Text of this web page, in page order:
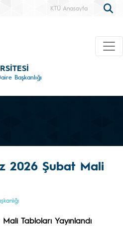
KTÜ Anasayfa
Başkanlığı
2026 Şubat Mali
Tabloları Yayınlandı